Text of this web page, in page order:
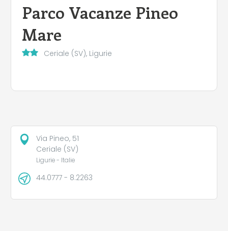
Parco Vacanze Pineo
Mare
Ceriale (SV), Ligurie
Via Pineo, 51
Ceriale (SV)
Ligurie - Italie
44.0777 - 8.2263